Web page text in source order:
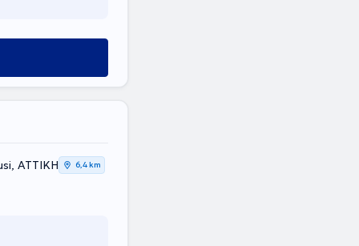
ΑΤΤΙΚΗ 6,4 km